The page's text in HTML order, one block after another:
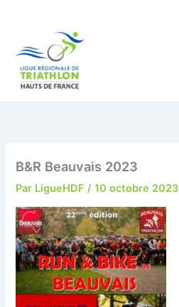
B&R Beauvais 2023
Par LigueHDF/10 octobre 2023